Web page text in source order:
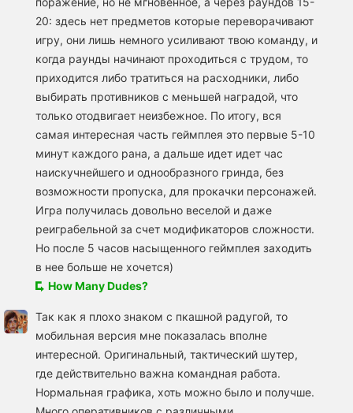
20: здесь нет предметов которые переворачивают
игру, они лишь немного усиливают твою команду, и
когда раунды начинают проходиться с трудом, то
приходится либо тратиться на расходники, либо
выбирать противников с меньшей наградой, что
только отодвигает неизбежное. По итогу, вся
самая интересная часть геймплея это первые 5-10
минут каждого рана, а дальше идет идет час
наискучнейшего и однообразного гринда, без
возможности пропуска, для прокачки персонажей.
Игра получилась довольно веселой и даже
реиграбельной за счет модификаторов сложности.
Но после 5 часов насыщенного геймплея заходить
в нее больше не хочется)
How Many Dudes?
Так как я плохо знаком с пкашной радугой, то
мобильная версия мне показалась вполне
интересной. Оригинальный, тактический шутер,
где действительно важна командная работа.
Нормальная графика, хоть можно было и получше.